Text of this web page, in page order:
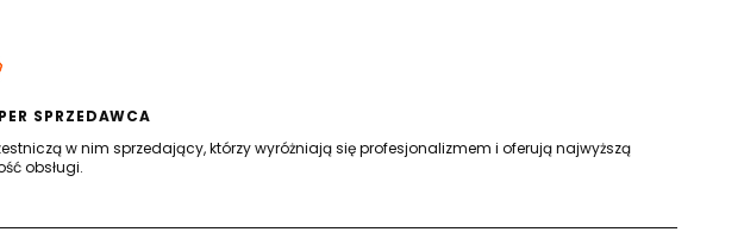
SPRZEDAWCA
w nim sprzedający, którzy wyróżniają się profesjonalizmem i oferują najwyższą
obsługi.